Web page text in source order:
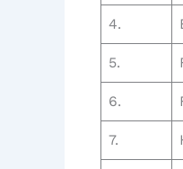
4.
5.
6.
7.